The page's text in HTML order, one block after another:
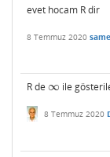
evet hocam R dir
8 Temmuz 2020
R de ∞
∞ ile
8 Temmuz 2020